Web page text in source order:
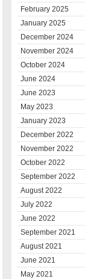
February 2025
January 2025
December 2024
November 2024
October 2024
June 2024
June 2023
May 2023
January 2023
December 2022
November 2022
October 2022
September 2022
August 2022
July 2022
June 2022
September 2021
August 2021
June 2021
May 2021